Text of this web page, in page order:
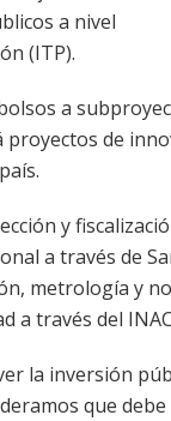
a nivel
(ITP).
a
de
y
a través de
metrología y
a través del
la inversión
que